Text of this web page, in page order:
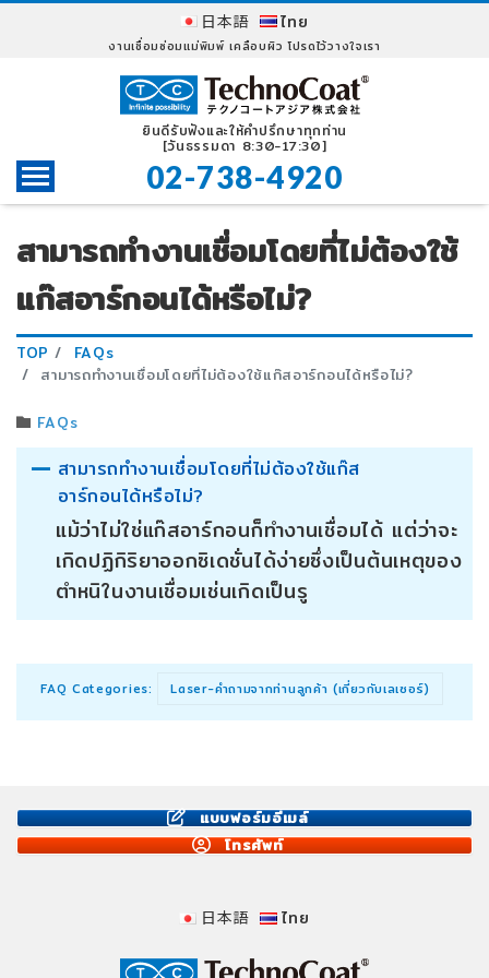
日本語 ไทย
งานเชื่อมซ่อมแม่พิมพ์ เคลือบผิว โปรดไว้วางใจเรา
ยินดีรับฟังและให้คำปรึกษาทุกท่าน
[วันธรรมดา 8:30-17:30]
02-738-4920
Toggle navigation
สามารถทำงานเชื่อมโดยที่ไม่ต้องใช้
แก๊สอาร์กอนได้หรือไม่?
TOP
FAQs
สามารถทำงานเชื่อมโดยที่ไม่ต้องใช้แก๊สอาร์กอนได้หรือไม่?
FAQs
A สามารถทำงานเชื่อมโดยที่ไม่ต้องใช้แก๊ส
อาร์กอนได้หรือไม่?
แม้ว่าไม่ใช่แก๊สอาร์กอนก็ทำงานเชื่อมได้ แต่ว่าจะ
เกิดปฏิกิริยาออกซิเดชั่นได้ง่ายซึ่งเป็นต้นเหตุของ
ตำหนิในงานเชื่อมเช่นเกิดเป็นรู
FAQ Categories: Laser-คำถามจากท่านลูกค้า (เกี่ยวกับเลเซอร์)
แบบฟอร์มอีเมล์
โทรศัพท์
日本語 ไทย